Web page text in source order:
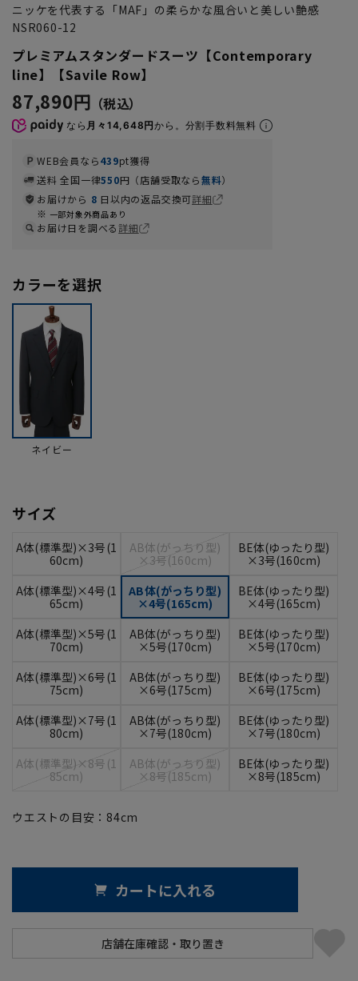
ニッケを代表する「MAF」の柔らかな風合いと美しい艶感
NSR060-12
プレミアムスタンダードスーツ【Contemporary
line】【Savile Row】
87,890円
なら 月々14,648円から。分割手数料無料
WEB会員なら439pt獲得
送料 全国一律550円（店舗受取なら無料）
お届けから 8 日以内の返品交換可詳細
一部対象外商品あり
お届け日を調べる詳細
カラーを選択
ネイビー
サイズ
A体(標準型)×3号(1
60cm)
AB体(がっちり型)
×3号(160cm)
BE体(ゆったり型)
×3号(160cm)
A体(標準型)×4号(1
65cm)
AB体(がっちり型)
×4号(165cm)
BE体(ゆったり型)
×4号(165cm)
A体(標準型)×5号(1
70cm)
AB体(がっちり型)
×5号(170cm)
BE体(ゆったり型)
×5号(170cm)
A体(標準型)×6号(1
75cm)
AB体(がっちり型)
×6号(175cm)
BE体(ゆったり型)
×6号(175cm)
A体(標準型)×7号(1
80cm)
AB体(がっちり型)
×7号(180cm)
BE体(ゆったり型)
×7号(180cm)
A体(標準型)×8号(1
85cm)
AB体(がっちり型)
×8号(185cm)
BE体(ゆったり型)
×8号(185cm)
ウエストの目安： 84cm
カートに入れる